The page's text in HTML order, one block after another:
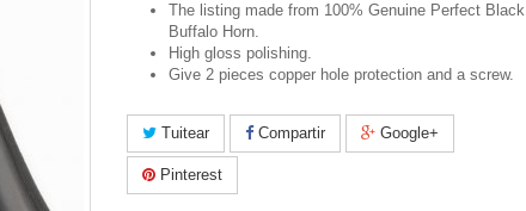
The listing made from 100% Genuine Perfect Black
Buffalo Horn.
High gloss polishing.
Give 2 pieces copper hole protection and a screw.
Tuitear Compartir Google+
Pinterest